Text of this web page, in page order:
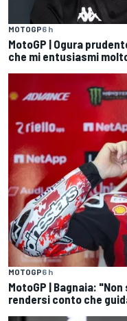
MOTOGP6 h
MotoGP | Ogura
che mi entusiasmi
MOTOGP6 h
MotoGP | Bagnaia:
rendersi conto che